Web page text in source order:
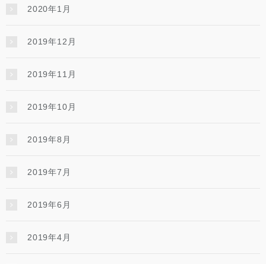
2020年1月
2019年12月
2019年11月
2019年10月
2019年8月
2019年7月
2019年6月
2019年4月